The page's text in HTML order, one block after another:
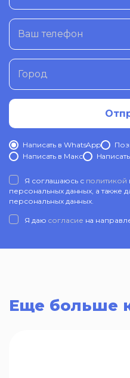
Ваш телефон
Город
Написать в WhatsApp
Написать в Mакс
Я соглашаюсь с политикой
персональных данных, а также
персональных данных.
Я даю согласие на
Еще больше